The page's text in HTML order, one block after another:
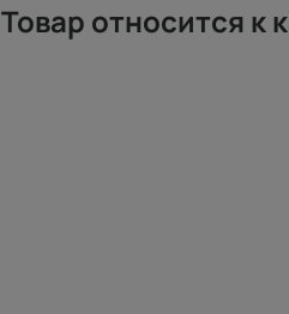
Товар относится к